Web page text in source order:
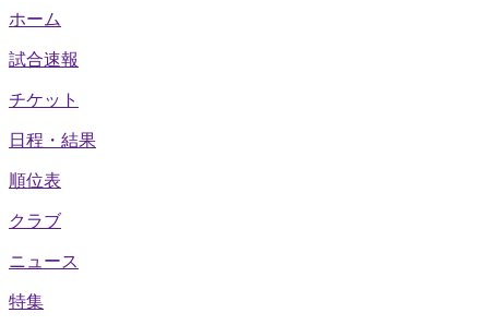
ホーム
試合速報
チケット
日程・結果
順位表
クラブ
ニュース
特集